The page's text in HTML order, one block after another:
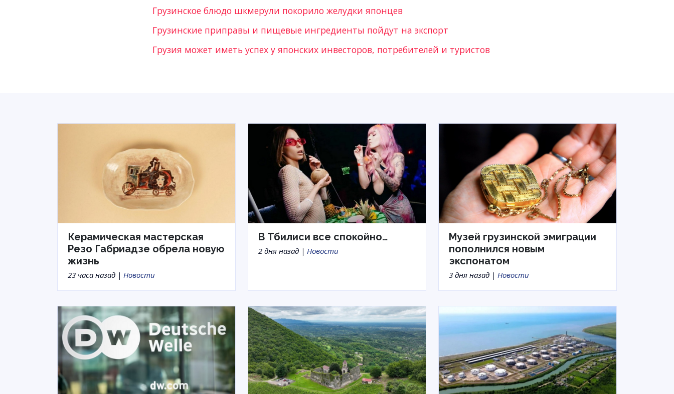
Грузинское блюдо шкмерули покорило желудки японцев
Грузинские приправы и пищевые ингредиенты пойдут на экспорт
Грузия может иметь успех у японских инвесторов, потребителей и туристов
Керамическая мастерская
Резо Габриадзе обрела новую
жизнь
23 часа назад | Новости
В Тбилиси все спокойно…
2 дня назад | Новости
Музей грузинской эмиграции
пополнился новым
экспонатом
3 дня назад | Новости